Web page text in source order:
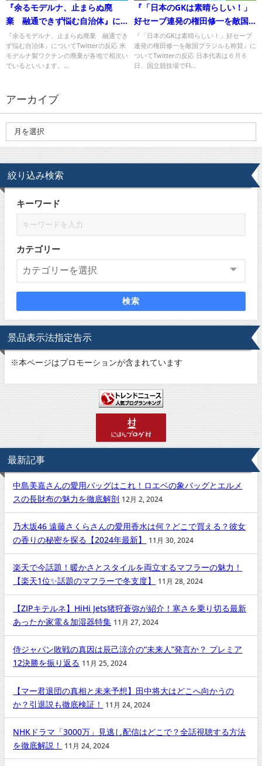
『余るモデルナ、止まらぬ廃
棄 融通できず悩む自治体』に
ついてTwitterの反応
『余るモデルナ、止まらぬ廃棄 融通でき
ず悩む自治体』についてTwitterの反応 米
モデルナ製ワクチンの廃棄が各地で相次い
でいるといいます。...
『「日本のGKは素晴らしい！」
好セーブ連発の権田修一を敵国
ブラジルも称賛』について
Twitterの反応
『「日本のGKは素晴らしい！」好セーブ
連発の権田修一を敵国ブラジルも称賛』に
ついてTwitterの反応 日本代表は６月６
日、国立競技場でFI...
アーカイブ
絞り込み検索
キーワード
カテゴリー
検索
景品表示法指定告示
※本ページはプロモーションが含まれています
最新記事
中島美嘉さんの愛用バッグはこれ！ロエベの象バッグとエルメ
スの長財布の魅力を徹底解剖 12月 2, 2024
乃木坂46 遠藤さくらさんの愛用香水は何？どこで買える？彼女
の香りの秘密を探る【2024年最新】
11月 30, 2024
楽天で今話題！暖かさとスタイルを両立するマフラーの魅力！
【楽天1位✨話題のマフラーで冬支度】
11月 28, 2024
【ZIPキテルネ】HiHi Jets猪狩蒼弥が紹介！寒さを乗り切る最新
あったか家電＆加湿器特集 11月 27, 2024
侍ジャパン敗戦の真因は辰己涼介の“未来人”発言か？ プレミア
12決勝を振り返る 11月 25, 2024
【マー君退団の真相と未来予想】田中将大はどこへ向かうの
か？引退説も徹底検証！
11月 24, 2024
NHKドラマ「3000万」見逃し配信はどこで？全話視聴する方法
を徹底解説！
11月 24, 2024